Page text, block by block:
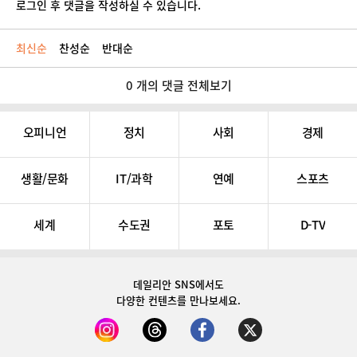
로그인 후 댓글을 작성하실 수 있습니다.
최신순 찬성순 반대순
0 개의 댓글 전체보기
오피니언 정치 사회 경제
생활/문화 IT/과학 연예 스포츠
세계 수도권 포토 D-TV
데일리안 SNS에서도
다양한 컨텐츠를 만나보세요.